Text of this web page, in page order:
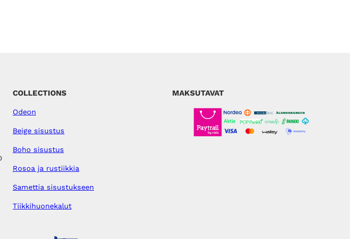
COLLECTIONS
Odeon
Beige sisustus
Boho sisustus
Rosoa ja rustiikkia
Samettia sisustukseen
Tiikkihuonekalut
MAKSUTAVAT